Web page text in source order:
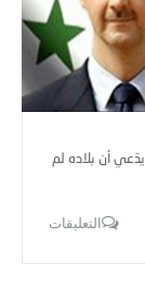
أن بلاده لم
التعليقات